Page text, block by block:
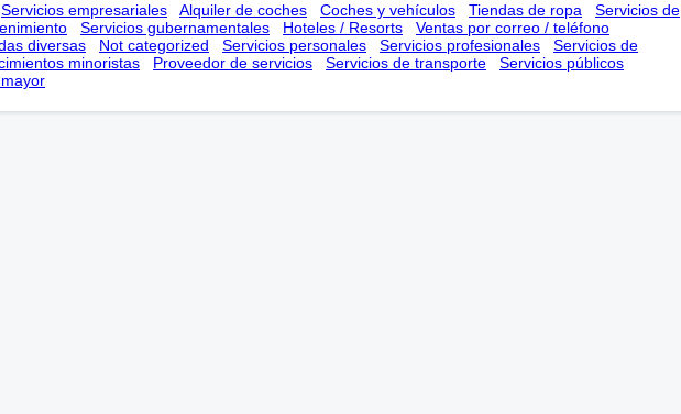
Servicios empresariales Alquiler de coches Coches y vehículos Tiendas de ropa
Servicios de
Servicios gubernamentales Hoteles / Resorts
Ventas por correo / teléfono
diversas Not categorized Servicios personales Servicios profesionales
Servicios de
minoristas Proveedor de servicios Servicios de transporte
Servicios públicos